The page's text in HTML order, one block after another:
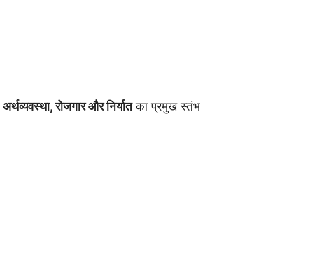
अर्थव्यवस्था, रोजगार और निर्यातका प्रमुख स्तंभ